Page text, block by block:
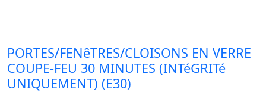
PORTES/FENêTRES/CLOISONS EN VERRE
COUPE-FEU 30 MINUTES (INTéGRITé
UNIQUEMENT) (E30)